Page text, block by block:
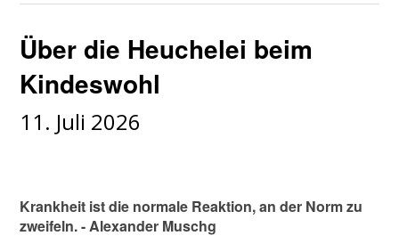
Über die Heuchelei beim
Kindeswohl
11. Juli 2026
Krankheit ist die normale Reaktion, an der Norm zu
zweifeln. - Alexander Muschg